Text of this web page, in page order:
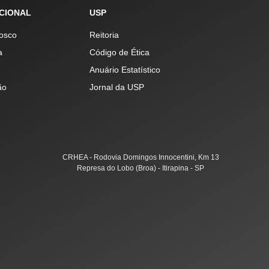
USP
Reitoria
Código de Ética
Anuário Estatístico
Jornal da USP
CRHEA - Rodovia Domingos Innocentini, Km 13
Represa do Lobo (Broa) - Itirapina - SP